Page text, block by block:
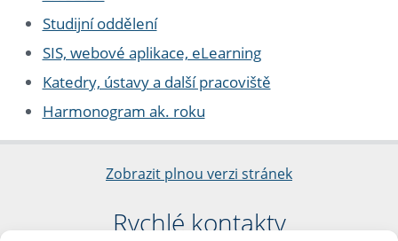
Studijní oddělení
SIS, webové aplikace, eLearning
Katedry, ústavy a další pracoviště
Harmonogram ak. roku
Zobrazit plnou verzi stránek
Rychlé kontakty